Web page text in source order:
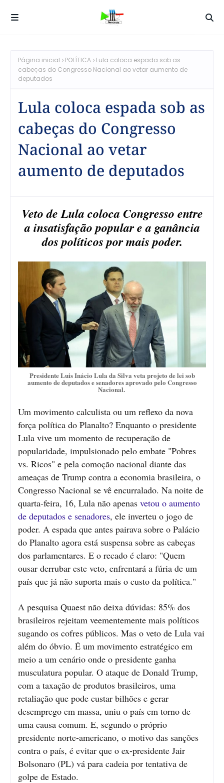
Página inicial POLÍTICA
Lula coloca espada sob as
cabeças do Congresso Nacional ao vetar aumento de
deputados
Lula coloca espada sob as
cabeças do Congresso
Nacional ao vetar
aumento de deputados
Veto de Lula coloca Congresso entre
a insatisfação popular e a ganância
dos políticos por mais poder.
Presidente Luis Inácio Lula da Silva veta projeto de lei sob
aumento de deputados e senadores aprovado pelo Congresso
Nacional.
Um movimento calculista ou um reflexo da nova
força política do Planalto? Enquanto o presidente
Lula vive um momento de recuperação de
popularidade, impulsionado pelo embate "Pobres
vs. Ricos" e pela comoção nacional diante das
ameaças de Trump contra a economia brasileira, o
Congresso Nacional se vê encurralado. Na noite de
quarta-feira, 16, Lula não apenas vetou o aumento
de deputados e senadores, ele inverteu o jogo de
poder. A espada que antes pairava sobre o Palácio
do Planalto agora está suspensa sobre as cabeças
dos parlamentares. E o recado é claro: "Quem
ousar derrubar este veto, enfrentará a fúria de um
país que já não suporta mais o custo da política."
A pesquisa Quaest não deixa dúvidas: 85% dos
brasileiros rejeitam veementemente mais políticos
sugando os cofres públicos. Mas o veto de Lula vai
além do óbvio. É um movimento estratégico em
meio a um cenário onde o presidente ganha
musculatura popular. O ataque de Donald Trump,
com a taxação de produtos brasileiros, uma
retaliação que pode custar bilhões e gerar
desemprego em massa, uniu o país em torno de
uma causa comum. E, segundo o próprio
presidente norte-americano, o motivo das sanções
contra o país, é evitar que o ex-presidente Jair
Bolsonaro (PL) vá para cadeia por tentativa de
golpe de Estado.